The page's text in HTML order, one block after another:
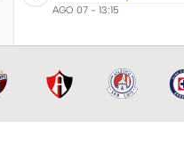
AGO 07 - 13:15